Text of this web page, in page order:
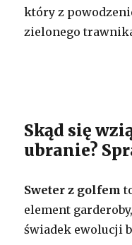
który z
zielonego
Skąd się
ubranie?
Sweter z golfem
element
świadek ewolucji